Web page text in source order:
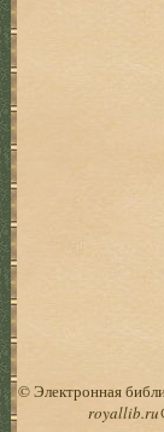
© Электронная